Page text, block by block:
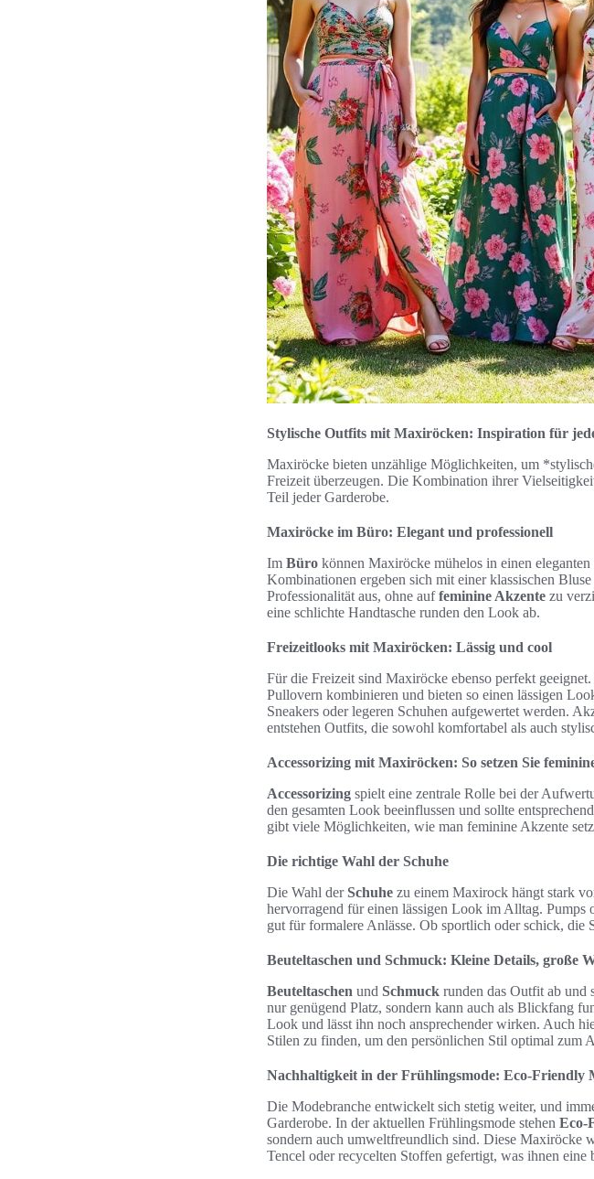
Stylische Outfits mit Maxiröcken: Inspiration für
Maxiröcke bieten unzählige Möglichkeiten, um
Freizeit überzeugen. Die Kombination ihrer
Teil jeder Garderobe.
Maxiröcke im Büro: Elegant und professionell
Im Büro können Maxiröcke mühelos in einen
Kombinationen ergeben sich mit einer klassischen
Professionalität aus, ohne auffeminine Akzente zu
eine schlichte Handtasche runden den Look ab.
Freizeitlooks mit Maxiröcken: Lässig und cool
Für die Freizeit sind Maxiröcke ebenso perfekt
Pullovern kombinieren und bieten so einen lässigen
Sneakers oder legeren Schuhen aufgewertet werden.
entstehen Outfits, die sowohl komfortabel als auch
Accessorizing mit Maxiröcken: So setzen Sie
Accessorizing spielt eine zentrale Rolle bei der
den gesamten Look beeinflussen und sollte
gibt viele Möglichkeiten, wie man feminine Akzente
Die richtige Wahl der Schuhe
Die Wahl derSchuhe zu einem Maxirock hängt stark
hervorragend für einen lässigen Look im Alltag. Pumps
gut für formalere Anlässe. Ob sportlich oder schick,
Beuteltaschen und Schmuck: Kleine Details, große
Beuteltaschen und Schmuck runden das Outfit ab und
nur genügend Platz, sondern kann auch als Blickfang
Look und lässt ihn noch ansprechender wirken. Auch
Stilen zu finden, um den persönlichen Stil optimal zum
Nachhaltigkeit in der Frühlingsmode: Eco-Friendly
Die Modebranche entwickelt sich stetig weiter, und
Garderobe. In der aktuellen Frühlingsmode stehen Eco-
sondern auch umweltfreundlich sind. Diese Maxiröcke
Tencel oder recycelten Stoffen gefertigt, was ihnen